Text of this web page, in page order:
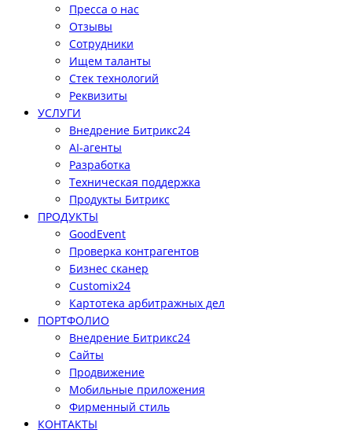
Пресса о нас
Отзывы
Сотрудники
Ищем таланты
Стек технологий
Реквизиты
УСЛУГИ
Внедрение Битрикс24
AI-агенты
Разработка
Техническая поддержка
Продукты Битрикс
ПРОДУКТЫ
GoodEvent
Проверка контрагентов
Бизнес сканер
Customix24
Картотека арбитражных дел
ПОРТФОЛИО
Внедрение Битрикс24
Сайты
Продвижение
Мобильные приложения
Фирменный стиль
КОНТАКТЫ